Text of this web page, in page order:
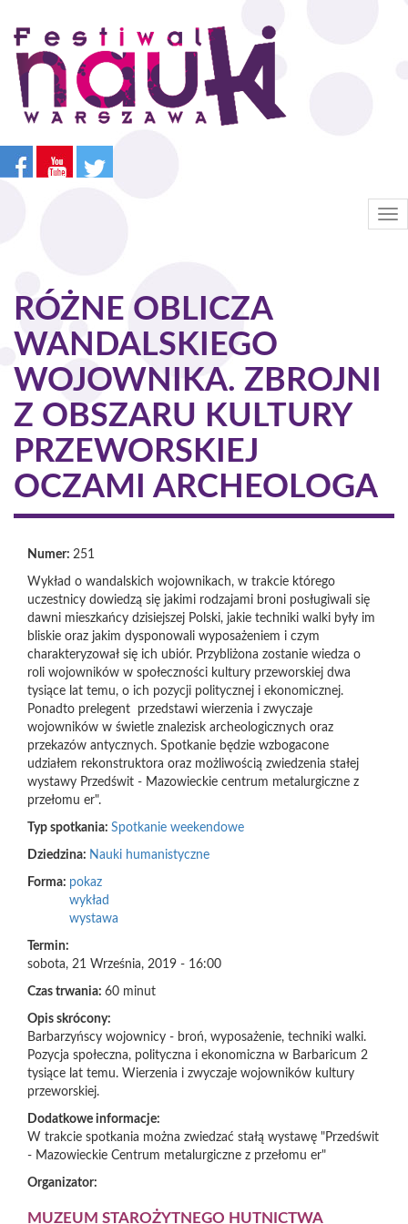
Przejdź
treści
RÓŻNE OBLICZA
WANDALSKIEGO
WOJOWNIKA. ZBROJNI
Z OBSZARU KULTURY
PRZEWORSKIEJ
OCZAMI ARCHEOLOGA
Numer: 251
Wykład o wandalskich wojownikach, w trakcie którego
uczestnicy dowiedzą się jakimi rodzajami broni posługiwali się
dawni mieszkańcy dzisiejszej Polski, jakie techniki walki były im
bliskie oraz jakim dysponowali wyposażeniem i czym
charakteryzował się ich ubiór. Przybliżona zostanie wiedza o
roli wojowników w społeczności kultury przeworskiej dwa
tysiące lat temu, o ich pozycji politycznej i ekonomicznej.
Ponadto prelegent przedstawi wierzenia i zwyczaje
wojowników w świetle znalezisk archeologicznych oraz
przekazów antycznych. Spotkanie będzie wzbogacone
udziałem rekonstruktora oraz możliwością zwiedzenia stałej
wystawy Przedświt - Mazowieckie centrum metalurgiczne z
przełomu er".
Typ spotkania: Spotkanie weekendowe
Dziedzina: Nauki humanistyczne
Forma: pokaz
wykład
wystawa
Termin:
sobota, 21 Września, 2019 - 16:00
Czas trwania: 60 minut
Opis skrócony:
Barbarzyńscy wojownicy - broń, wyposażenie, techniki walki.
Pozycja społeczna, polityczna i ekonomiczna w Barbaricum 2
tysiące lat temu. Wierzenia i zwyczaje wojowników kultury
przeworskiej.
Dodatkowe informacje:
W trakcie spotkania można zwiedzać stałą wystawę "Przedświt
- Mazowieckie Centrum metalurgiczne z przełomu er"
Organizator:
MUZEUM STAROŻYTNEGO HUTNICTWA